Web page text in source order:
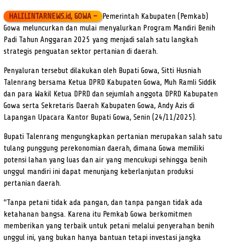
HALILINTARNEWS.id, GOWA – Pemerintah Kabupaten (Pemkab)
Gowa meluncurkan dan mulai menyalurkan Program Mandiri Benih
Padi Tahun Anggaran 2025 yang menjadi salah satu langkah
strategis penguatan sektor pertanian di daerah.
Penyaluran tersebut dilakukan oleh Bupati Gowa, Sitti Husniah
Talenrang bersama Ketua DPRD Kabupaten Gowa, Muh Ramli Siddik
dan para Wakil Ketua DPRD dan sejumlah anggota DPRD Kabupaten
Gowa serta Sekretaris Daerah Kabupaten Gowa, Andy Azis di
Lapangan Upacara Kantor Bupati Gowa, Senin (24/11/2025).
Bupati Talenrang mengungkapkan pertanian merupakan salah satu
tulang punggung perekonomian daerah, dimana Gowa memiliki
potensi lahan yang luas dan air yang mencukupi sehingga benih
unggul mandiri ini dapat menunjang keberlanjutan produksi
pertanian daerah.
“Tanpa petani tidak ada pangan, dan tanpa pangan tidak ada
ketahanan bangsa. Karena itu Pemkab Gowa berkomitmen
memberikan yang terbaik untuk petani melalui penyerahan benih
unggul ini, yang bukan hanya bantuan tetapi investasi jangka